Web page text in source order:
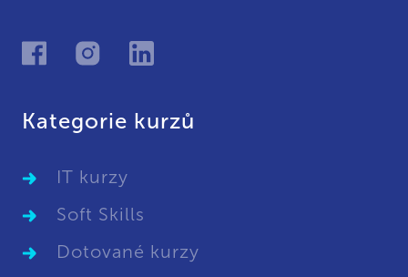
Kategorie kurzů
IT kurzy
Soft Skills
Dotované kurzy